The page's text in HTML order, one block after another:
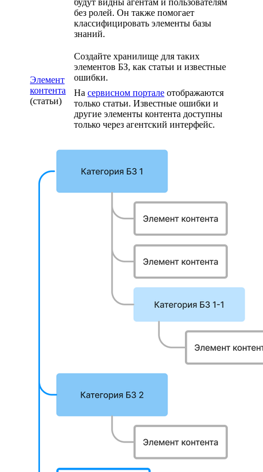
будут видны агентам и пользователям
без ролей. Он также помогает
классифицировать элементы базы
знаний.
Элемент
контента
(статьи)
Создайте хранилище для таких
элементов БЗ, как статьи и известные
ошибки.
На сервисном портале отображаются
только статьи. Известные ошибки и
другие элементы контента доступны
только через агентский интерфейс.